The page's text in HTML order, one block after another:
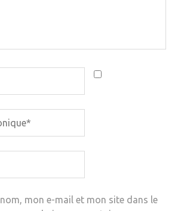
mon e-mail et mon site dans le